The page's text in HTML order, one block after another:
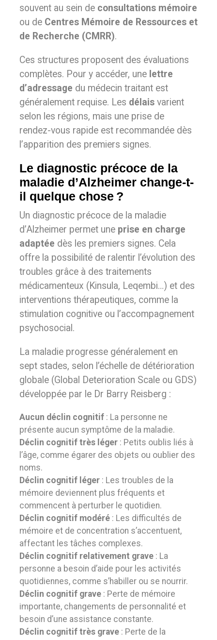
souvent au sein de consultations mémoire
ou de Centres Mémoire de Ressources et
de Recherche (CMRR).
Ces structures proposent des évaluations
complètes. Pour y accéder, une lettre
d’adressage du médecin traitant est
généralement requise. Les délais varient
selon les régions, mais une prise de
rendez-vous rapide est recommandée dès
l’apparition des premiers signes.
Le diagnostic précoce de la
maladie d’Alzheimer change-t-
il quelque chose ?
Un diagnostic précoce de la maladie
d’Alzheimer permet une prise en charge
adaptée dès les premiers signes. Cela
offre la possibilité de ralentir l’évolution des
troubles grâce à des traitements
médicamenteux (Kinsula, Leqembi…) et des
interventions thérapeutiques, comme la
stimulation cognitive ou l’accompagnement
psychosocial.
La maladie progresse généralement en
sept stades, selon l’échelle de détérioration
globale (Global Deterioration Scale ou GDS)
développée par le Dr Barry Reisberg :
Aucun déclin cognitif : La personne ne
présente aucun symptôme de la maladie.
Déclin cognitif très léger : Petits oublis liés à
l’âge, comme égarer des objets ou oublier des
noms.
Déclin cognitif léger : Les troubles de la
mémoire deviennent plus fréquents et
commencent à perturber le quotidien.
Déclin cognitif modéré : Les difficultés de
mémoire et de concentration s’accentuent,
affectant les tâches complexes.
Déclin cognitif relativement grave : La
personne a besoin d’aide pour les activités
quotidiennes, comme s’habiller ou se nourrir.
Déclin cognitif grave : Perte de mémoire
importante, changements de personnalité et
besoin d’une assistance constante.
Déclin cognitif très grave : Perte de la